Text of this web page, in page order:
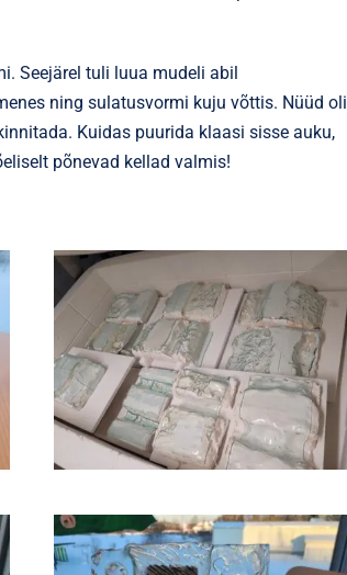
Seejärel tuli luua mudeli abil
ning sulatusvormi kuju võttis. Nüüd oli
Kuidas puurida klaasi sisse auku,
põnevad kellad valmis!